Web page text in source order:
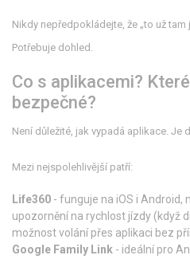
Nikdy nepředpokládejte, že „to už
Potřebuje dohled.
Co s aplikacemi?
bezpečné?
Není důležité, jak vypadá aplikace. Je
Mezi nejspolehlivější patří:
Life360 - funguje na iOS i Android,
upozornění na rychlost jízdy (když
možnost volání přes aplikaci bez
Google Family Link - ideální pro